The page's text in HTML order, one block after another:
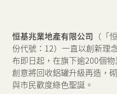
我們的團隊
品牌理念
新聞中心
恒基兆業地產有限公司 （「
份代號：12）一直以創新理
布即日起，在旗下逾200個
創意將回收鋁罐升級再造，
與市民歡度綠色聖誕。